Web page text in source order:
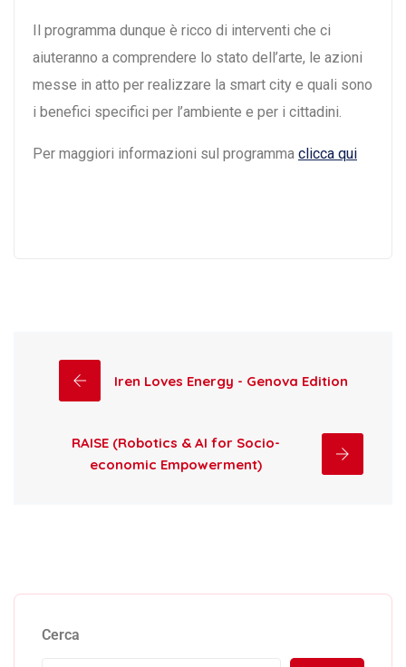
Il programma dunque è ricco di interventi che ci
aiuteranno a comprendere lo stato dell’arte, le azioni
messe in atto per realizzare la smart city e quali sono
i benefici specifici per l’ambiente e per i cittadini.
Per maggiori informazioni sul programma clicca qui
Iren Loves Energy - Genova Edition
RAISE (Robotics & AI for Socio-
economic Empowerment)
Cerca